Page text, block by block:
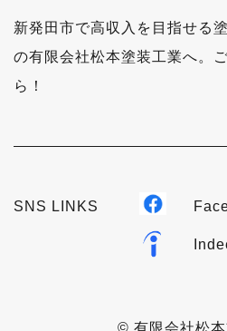
新発田市で高収入を目指せる
の有限会社松本塗装工業へ。
ら！
SNS LINKS
© 有限会社松